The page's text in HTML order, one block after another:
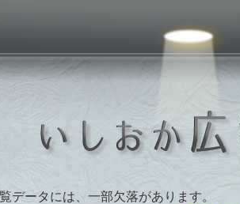
データには、一部欠落があります。
ARCHIVE